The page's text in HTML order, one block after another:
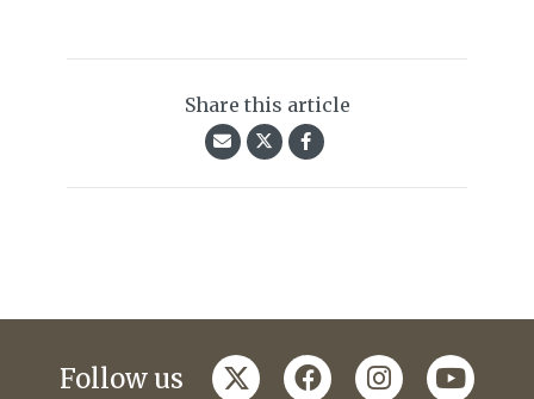
Share this article
Follow us twitterfacebookinstagramyoutube